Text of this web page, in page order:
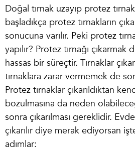
Doğal tırnak uzayıp protez tırnak
başladıkça protez tırnakların
sonucuna varılır. Peki protez
yapılır? Protez tırnağı
hassas bir süreçtir. Tırnaklar
tırnaklara zarar vermemek de
Protez tırnaklar çıkarıldıktan
bozulmasına da neden
sonra çıkarılması gereklidir.
çıkarılır diye merak ediyorsan
adımlar: